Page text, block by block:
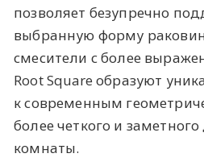
позволяет безупречно
выбранную форму
смесители с более
Root Square образуют
к современным
более четкого и
комнаты.